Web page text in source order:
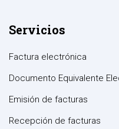
Servicios
Factura electrónica
Documento Equivalente
Emisión de facturas
Recepción de facturas